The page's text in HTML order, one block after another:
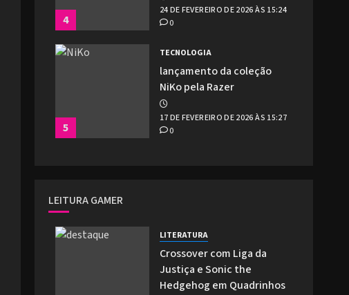
4
24 DE FEVEREIRO DE 2026 ÀS 15:24
0
5
TECNOLOGIA
lançamento da coleção
NiKo pela Razer
17 DE FEVEREIRO DE 2026 ÀS 15:27
0
LEITURA GAMER
LITERATURA
Crossover com Liga da
Justiça e Sonic the
Hedgehog em Quadrinhos